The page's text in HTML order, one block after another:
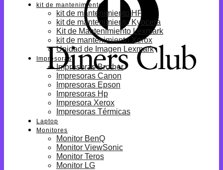
kit de mantenimiento
kit de mantenimiento HP
kit de mantenimiento Kyocera
Kit de Mantenimiento Lexmark
kit de mantenimiento Xerox
Unidad de Imagen Lexmark
Impresoras
Impresoras Brother
Impresoras Canon
Impresoras Epson
Impresoras Hp
Impresora Xerox
Impresoras Térmicas
Laptop
Monitores
Monitor BenQ
Monitor ViewSonic
Monitor Teros
Monitor LG